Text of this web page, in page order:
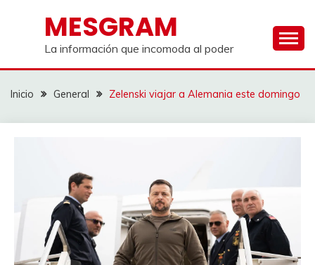
contenidoMESGRAM
La información que incomoda al poder
Inicio General Zelenski viajar a Alemania este domingo